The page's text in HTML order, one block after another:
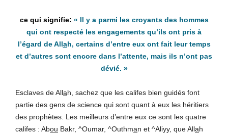
« Il y a parmi les croyants des hommes
qui ont respecté les engagements qu’ils ont pris à
l’égard de Allah, certains d’entre eux ont fait leur temps
et d’autres sont encore dans l’attente, mais ils n’ont pas
dévié. »
Esclaves de Allah, sachez que les califes bien guidés font
partie des gens de science qui sont quant à eux les héritiers
des prophètes. Les meilleurs d’entre eux ce sont les quatre
califes : Abou Bakr, ^Oumar, ^Outhman et ^Aliyy, que Allah